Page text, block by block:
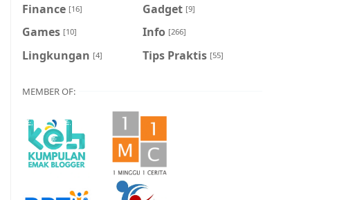
Finance [16] Gadget [9]
Games [10] Info [266]
Lingkungan [4] Tips Praktis [55]
MEMBER OF: